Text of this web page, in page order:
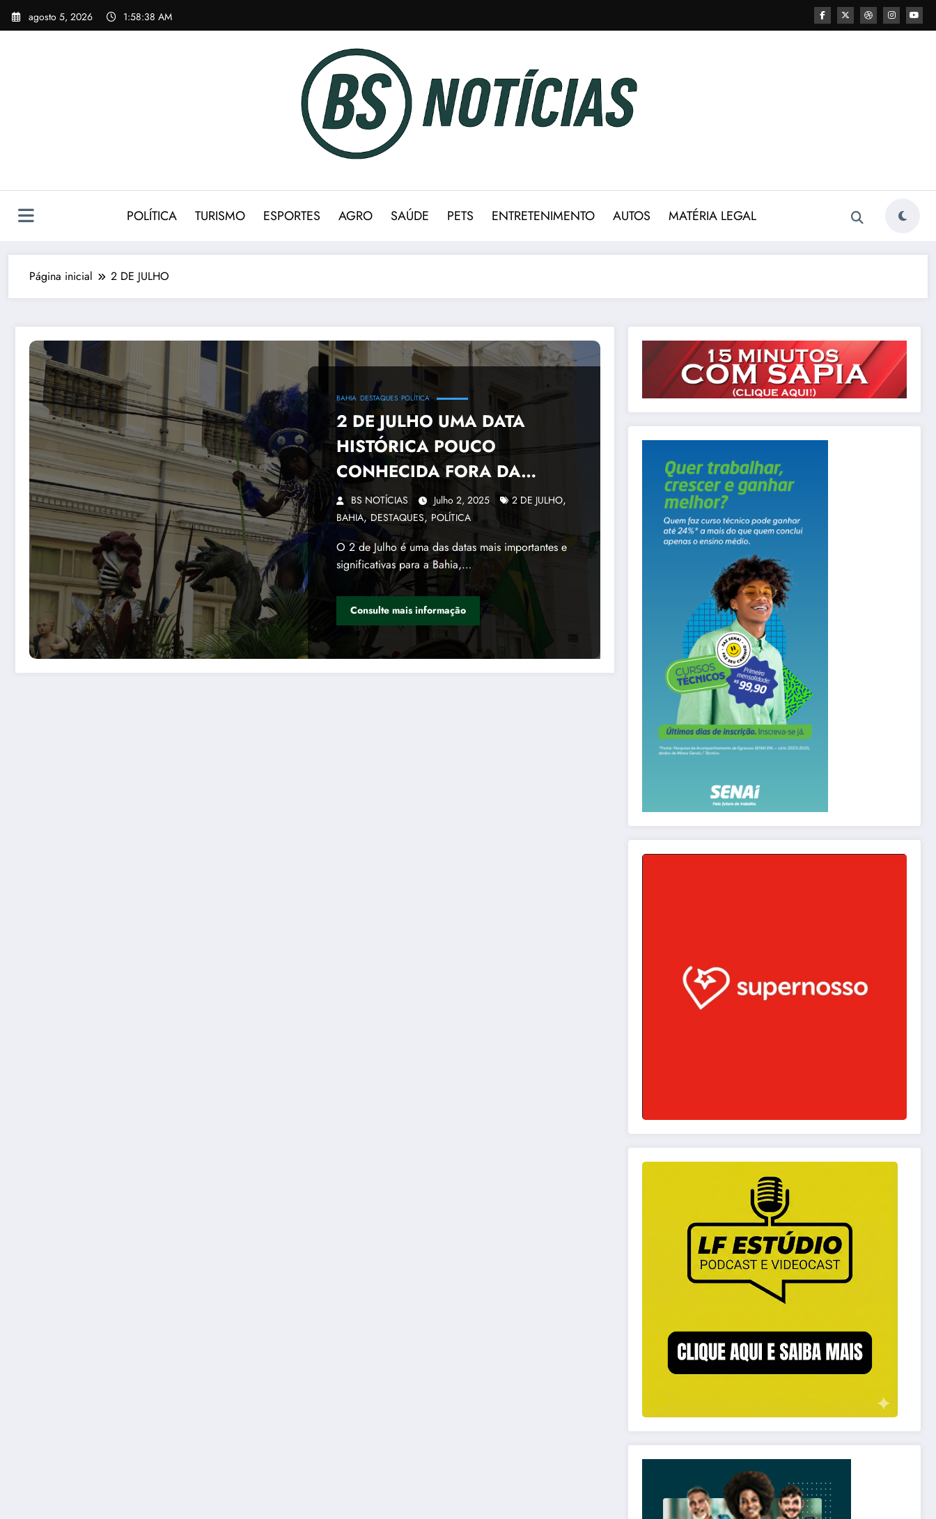
Pular
para
agosto 5, 2026 1:58:39 AM
POLÍTICA TURISMO ESPORTES AGRO SAÚDE PETS ENTRETENIMENTO AUTOS MATÉRIA LEGAL
Página inicial 2 DE JULHO
BAHIA DESTAQUES POLÍTICA
2 DE JULHO UMA DATA
HISTÓRICA POUCO
CONHECIDA FORA DA
BAHIA
BS NOTÍCIAS Julho 2, 2025 2 DE JULHO,
BAHIA,DESTAQUES, POLÍTICA
O 2 de Julho é uma das datas mais importantes e
significativas para a Bahia,…
Consulte mais informação